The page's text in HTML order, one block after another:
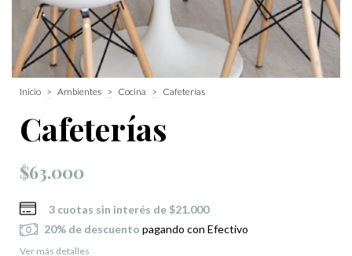
Inicio > Ambientes > Cocina > Cafeterías
Cafeterías
$63.000
3 cuotas sin interés de $21.000
20% de descuento pagando con Efectivo
Ver más detalles